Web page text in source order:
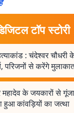
टॉप स्टोरी
: चंदेश्वर
परिजनों से करेंगे
महादेव के जयकारों से
हुआ कांवड़ियों का जत्था